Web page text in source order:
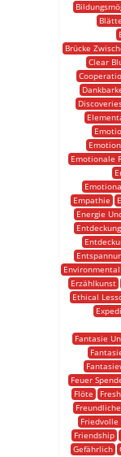
Brücke
Clear
Emotionale
Empathie
Energie
Environmental
Erzählkunst
Ethical
Fantasie
Feuer
Flöte
Friedvolle
Friendship
Gefährlich